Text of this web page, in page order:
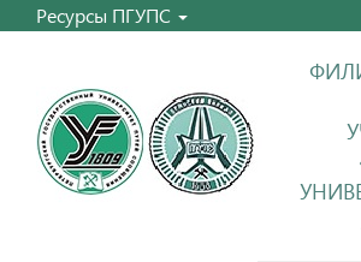
Ресурсы ПГУПС